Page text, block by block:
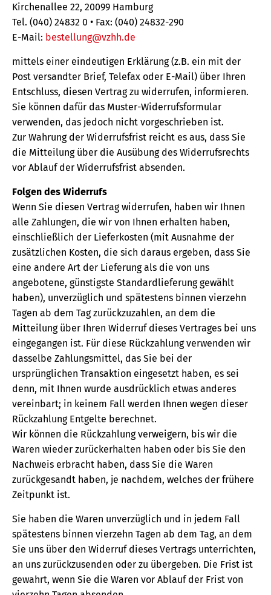
Kirchenallee 22, 20099 Hamburg
Tel. (040) 24832 0 • Fax: (040) 24832-290
E-Mail: bestellung@vzhh.de
mittels einer eindeutigen Erklärung (z.B. ein mit der
Post versandter Brief, Telefax oder E-Mail) über Ihren
Entschluss, diesen Vertrag zu widerrufen, informieren.
Sie können dafür das Muster-Widerrufsformular
verwenden, das jedoch nicht vorgeschrieben ist.
Zur Wahrung der Widerrufsfrist reicht es aus, dass Sie
die Mitteilung über die Ausübung des Widerrufsrechts
vor Ablauf der Widerrufsfrist absenden.
Folgen des Widerrufs
Wenn Sie diesen Vertrag widerrufen, haben wir Ihnen
alle Zahlungen, die wir von Ihnen erhalten haben,
einschließlich der Lieferkosten (mit Ausnahme der
zusätzlichen Kosten, die sich daraus ergeben, dass Sie
eine andere Art der Lieferung als die von uns
angebotene, günstigste Standardlieferung gewählt
haben), unverzüglich und spätestens binnen vierzehn
Tagen ab dem Tag zurückzuzahlen, an dem die
Mitteilung über Ihren Widerruf dieses Vertrages bei uns
eingegangen ist. Für diese Rückzahlung verwenden wir
dasselbe Zahlungsmittel, das Sie bei der
ursprünglichen Transaktion eingesetzt haben, es sei
denn, mit Ihnen wurde ausdrücklich etwas anderes
vereinbart; in keinem Fall werden Ihnen wegen dieser
Rückzahlung Entgelte berechnet.
Wir können die Rückzahlung verweigern, bis wir die
Waren wieder zurückerhalten haben oder bis Sie den
Nachweis erbracht haben, dass Sie die Waren
zurückgesandt haben, je nachdem, welches der frühere
Zeitpunkt ist.
Sie haben die Waren unverzüglich und in jedem Fall
spätestens binnen vierzehn Tagen ab dem Tag, an dem
Sie uns über den Widerruf dieses Vertrags unterrichten,
an uns zurückzusenden oder zu übergeben. Die Frist ist
gewahrt, wenn Sie die Waren vor Ablauf der Frist von